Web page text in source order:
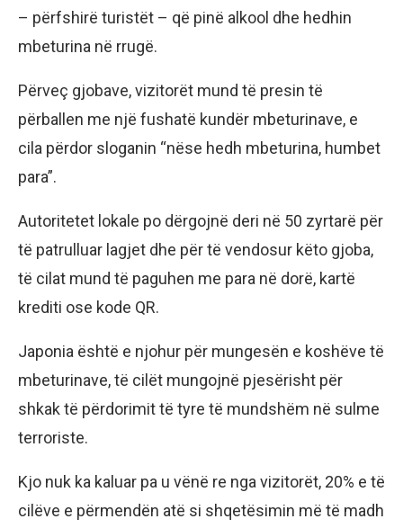
– përfshirë turistët – që pinë alkool dhe hedhin
mbeturina në rrugë.
Përveç gjobave, vizitorët mund të presin të
përballen me një fushatë kundër mbeturinave, e
cila përdor sloganin “nëse hedh mbeturina, humbet
para”.
Autoritetet lokale po dërgojnë deri në 50 zyrtarë për
të patrulluar lagjet dhe për të vendosur këto gjoba,
të cilat mund të paguhen me para në dorë, kartë
krediti ose kode QR.
Japonia është e njohur për mungesën e koshëve të
mbeturinave, të cilët mungojnë pjesërisht për
shkak të përdorimit të tyre të mundshëm në sulme
terroriste.
Kjo nuk ka kaluar pa u vënë re nga vizitorët, 20% e të
cilëve e përmendën atë si shqetësimin më të madh